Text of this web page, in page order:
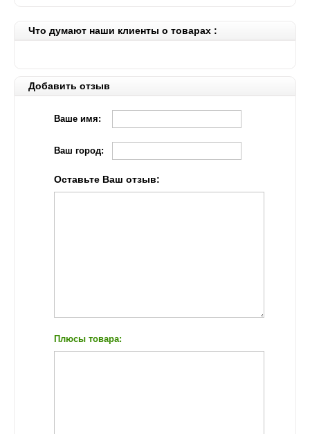
Что думают наши клиенты о товарах :
Добавить отзыв
Ваше имя:
Ваш город:
Оставьте Ваш отзыв:
Плюсы товара: